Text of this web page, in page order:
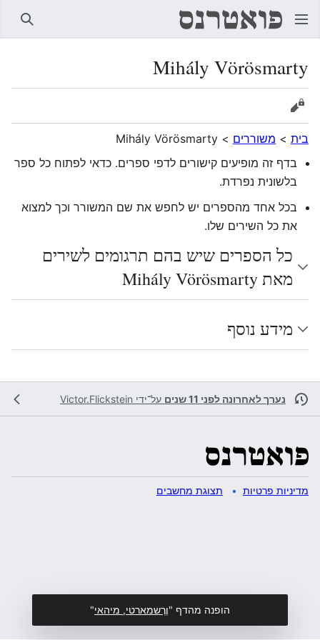
Mihály Vörösmarty
הצגת מקור
בית > משוררים >
Mihály Vörösmarty
בדף זה מופיעים קישורים לדפי ספרים. כדאי לפתוח כל ספר
בלשונית נפרדת.
בכל אחד מהספרים יש לחפש את שם המשורר וכך למצוא
את כל השירים שלו.
כל הספרים שיש בהם תרגומים לשירים
מאת Mihály Vörösmarty
מידע נוסף
נערך לאחרונה לפני 11 שנים על־ידי Victor.Flickstein
מדיניות פרטיות תצוגת מחשבים
הופנה מהדף "וֶרֶשמארטי, מיהאי"